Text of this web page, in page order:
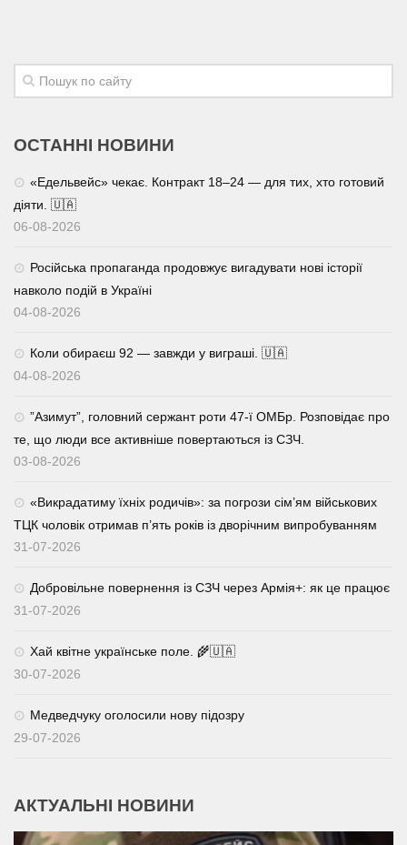
ОСТАННІ НОВИНИ
«Едельвейс» чекає. Контракт 18–24 — для тих, хто готовий
діяти. 🇺🇦
06-08-2026
Російська пропаганда продовжує вигадувати нові історії
навколо подій в Україні
04-08-2026
Коли обираєш 92 — завжди у виграші. 🇺🇦
04-08-2026
⁨”Азимут”, головний сержант роти 47-ї ОМБр. Розповідає про
те, що люди все активніше повертаються із СЗЧ.
03-08-2026
«Викрадатиму їхніх родичів»: за погрози сім’ям військових
ТЦК чоловік отримав п’ять років із дворічним випробуванням
31-07-2026
Добровільне повернення із СЗЧ через Армія+: як це працює
31-07-2026
Хай квітне українське поле. 🌾🇺🇦
30-07-2026
Медведчуку оголосили нову підозру
29-07-2026
АКТУАЛЬНІ НОВИНИ